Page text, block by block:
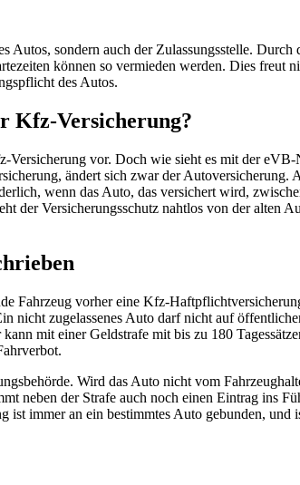
sondern auch der Zulassungsstelle.
können so vermieden werden. Dies freut
des Autos.
Kfz-Versicherung?
Versicherung vor. Doch wie sieht es mit der
ändert sich zwar der Autoversicherung.
wenn das Auto, das versichert wird,
der Versicherungsschutz nahtlos von der alten
Fahrzeug vorher eine Kfz-
nicht zugelassenes Auto darf nicht auf
mit einer Geldstrafe mit bis zu 180
Wird das Auto nicht vom
neben der Strafe auch noch einen Eintrag ins
immer an ein bestimmtes Auto gebunden, und